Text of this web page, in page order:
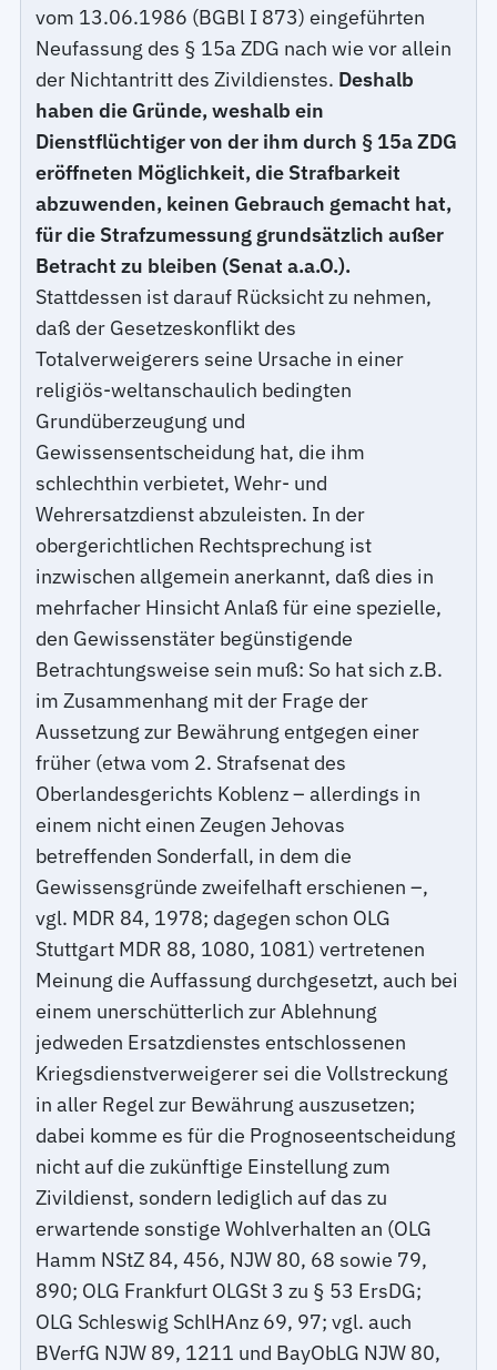
vom 13.06.1986 (BGBl I 873) eingeführten
Neufassung des § 15a ZDG nach wie vor allein
der Nichtantritt des Zivildienstes. Deshalb
haben die Gründe, weshalb ein
Dienstflüchtiger von der ihm durch § 15a ZDG
eröffneten Möglichkeit, die Strafbarkeit
abzuwenden, keinen Gebrauch gemacht hat,
für die Strafzumessung grundsätzlich außer
Betracht zu bleiben (Senat a.a.O.).
Stattdessen ist darauf Rücksicht zu nehmen,
daß der Gesetzeskonflikt des
Totalverweigerers seine Ursache in einer
religiös-weltanschaulich bedingten
Grundüberzeugung und
Gewissensentscheidung hat, die ihm
schlechthin verbietet, Wehr- und
Wehrersatzdienst abzuleisten. In der
obergerichtlichen Rechtsprechung ist
inzwischen allgemein anerkannt, daß dies in
mehrfacher Hinsicht Anlaß für eine spezielle,
den Gewissenstäter begünstigende
Betrachtungsweise sein muß: So hat sich z.B.
im Zusammenhang mit der Frage der
Aussetzung zur Bewährung entgegen einer
früher (etwa vom 2. Strafsenat des
Oberlandesgerichts Koblenz – allerdings in
einem nicht einen Zeugen Jehovas
betreffenden Sonderfall, in dem die
Gewissensgründe zweifelhaft erschienen –,
vgl. MDR 84, 1978; dagegen schon OLG
Stuttgart MDR 88, 1080, 1081) vertretenen
Meinung die Auffassung durchgesetzt, auch bei
einem unerschütterlich zur Ablehnung
jedweden Ersatzdienstes entschlossenen
Kriegsdienstverweigerer sei die Vollstreckung
in aller Regel zur Bewährung auszusetzen;
dabei komme es für die Prognoseentscheidung
nicht auf die zukünftige Einstellung zum
Zivildienst, sondern lediglich auf das zu
erwartende sonstige Wohlverhalten an (OLG
Hamm NStZ 84, 456, NJW 80, 68 sowie 79,
890; OLG Frankfurt OLGSt 3 zu § 53 ErsDG;
OLG Schleswig SchlHAnz 69, 97; vgl. auch
BVerfG NJW 89, 1211 und BayObLG NJW 80,